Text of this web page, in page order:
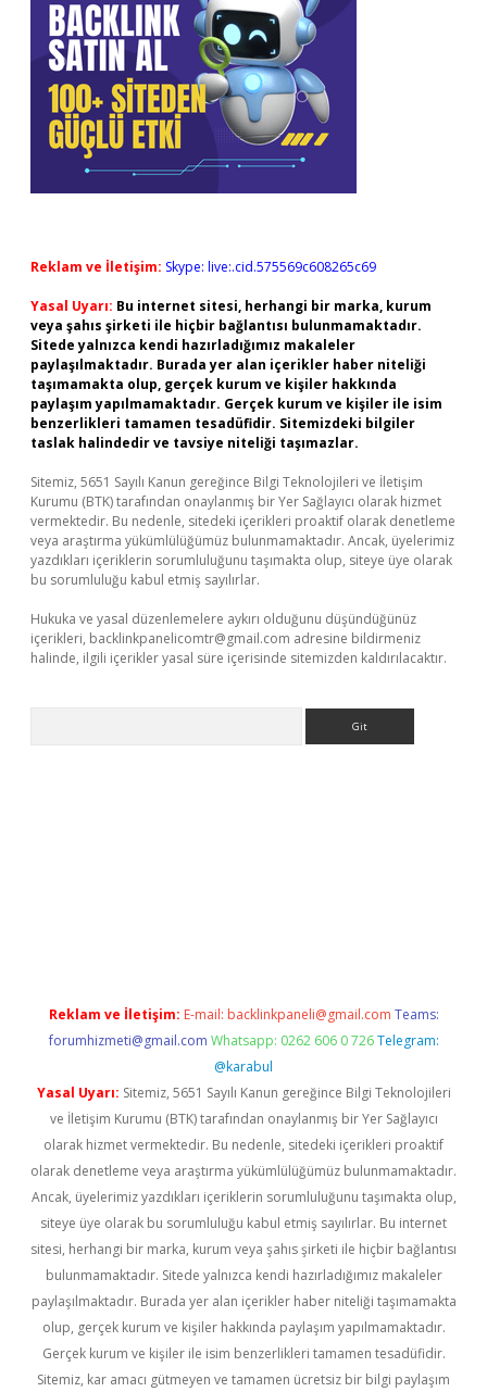
Reklam ve İletişim: Skype: live:.cid.575569c608265c69
Yasal Uyarı: Bu internet sitesi, herhangi bir marka, kurum
veya şahıs şirketi ile hiçbir bağlantısı bulunmamaktadır.
Sitede yalnızca kendi hazırladığımız makaleler
paylaşılmaktadır. Burada yer alan içerikler haber niteliği
taşımamakta olup, gerçek kurum ve kişiler hakkında
paylaşım yapılmamaktadır. Gerçek kurum ve kişiler ile isim
benzerlikleri tamamen tesadüfidir. Sitemizdeki bilgiler
taslak halindedir ve tavsiye niteliği taşımazlar.
Sitemiz, 5651 Sayılı Kanun gereğince Bilgi Teknolojileri ve İletişim
Kurumu (BTK) tarafından onaylanmış bir Yer Sağlayıcı olarak hizmet
vermektedir. Bu nedenle, sitedeki içerikleri proaktif olarak denetleme
veya araştırma yükümlülüğümüz bulunmamaktadır. Ancak, üyelerimiz
yazdıkları içeriklerin sorumluluğunu taşımakta olup, siteye üye olarak
bu sorumluluğu kabul etmiş sayılırlar.
Hukuka ve yasal düzenlemelere aykırı olduğunu düşündüğünüz
içerikleri, backlinkpanelicomtr@gmail.com adresine bildirmeniz
halinde, ilgili içerikler yasal süre içerisinde sitemizden kaldırılacaktır.
Reklam ve İletişim: E-mail: backlinkpaneli@gmail.com Teams:
forumhizmeti@gmail.com Whatsapp: 0262 606 0 726 Telegram:
@karabul
Yasal Uyarı: Sitemiz, 5651 Sayılı Kanun gereğince Bilgi Teknolojileri
ve İletişim Kurumu (BTK) tarafından onaylanmış bir Yer Sağlayıcı
olarak hizmet vermektedir. Bu nedenle, sitedeki içerikleri proaktif
olarak denetleme veya araştırma yükümlülüğümüz bulunmamaktadır.
Ancak, üyelerimiz yazdıkları içeriklerin sorumluluğunu taşımakta olup,
siteye üye olarak bu sorumluluğu kabul etmiş sayılırlar. Bu internet
sitesi, herhangi bir marka, kurum veya şahıs şirketi ile hiçbir bağlantısı
bulunmamaktadır. Sitede yalnızca kendi hazırladığımız makaleler
paylaşılmaktadır. Burada yer alan içerikler haber niteliği taşımamakta
olup, gerçek kurum ve kişiler hakkında paylaşım yapılmamaktadır.
Gerçek kurum ve kişiler ile isim benzerlikleri tamamen tesadüfidir.
Sitemiz, kar amacı gütmeyen ve tamamen ücretsiz bir bilgi paylaşım